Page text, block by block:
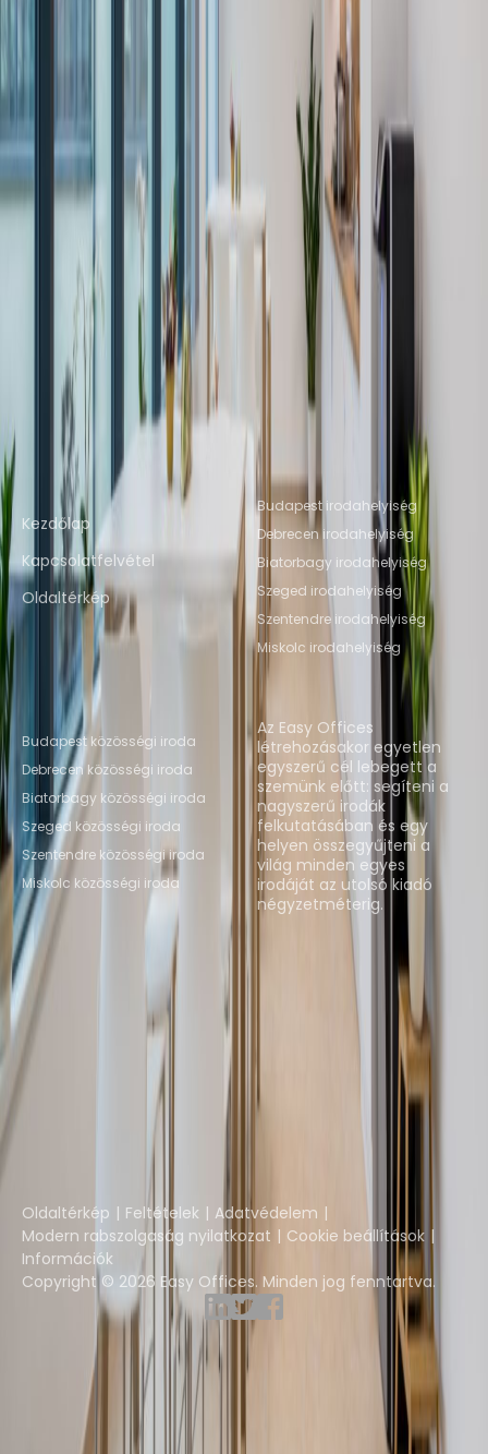
p/mth
Átrium Office Debrecen International Airport,
a weboldalról HUF47900
p/mth
Arany János tér 1., 3526
a weboldalról HUF52500
p/mth
Közeli irodahelyiségek
Irodahelyiség Miskolc
Irodahelyiség
Szeged Irodahelyiség Budapest Irodahelyiség
Közeli Coworking Space
Közösségi Iroda Miskolc
Közösségi Iroda
Szeged
Közösségi Iroda Budapest
Közösségi
Iroda Pécs
Gyorshivatkozások
Kezdőlap
Kapcsolatfelvétel
Oldaltérkép
Népszerű irodahelyszínek
Budapest irodahelyiség
Debrecen irodahelyiség
Biatorbagy irodahelyiség
Szeged irodahelyiség
Szentendre irodahelyiség
Miskolc irodahelyiség
Népszerű coworking
irodák
Budapest közösségi iroda
Debrecen közösségi iroda
Biatorbagy közösségi iroda
Szeged közösségi iroda
Szentendre közösségi iroda
Miskolc közösségi iroda
Rólunk
Az Easy Offices
létrehozásakor egyetlen
egyszerű cél lebegett a
szemünk előtt: segíteni a
nagyszerű irodák
felkutatásában és egy
helyen összegyűjteni a
világ minden egyes
irodáját az utolsó kiadó
négyzetméterig.
Helyszínek megtekintése
Instant Offices
The Instant Group Coworking Insights
Davinci Meeting Rooms
Incendium
Oldaltérkép Feltételek
Adatvédelem
Modern rabszolgaság nyilatkozat
Cookie beállítások
Információk
Copyright © 2026 Easy Offices. Minden jog fenntartva.